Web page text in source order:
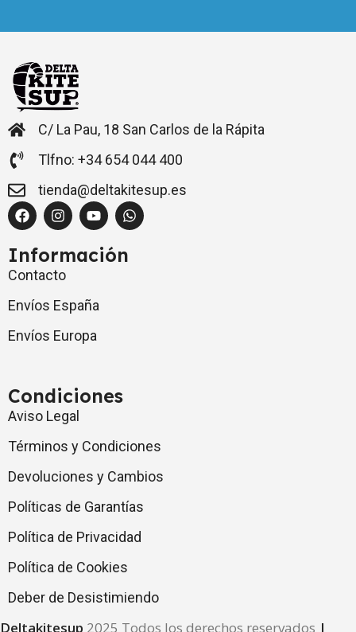
C/ La Pau, 18 San Carlos de la Rápita
Tlfno: +34 654 044 400
tienda@deltakitesup.es
Información
Contacto
Envíos España
Envíos Europa
Condiciones
Aviso Legal
Términos y Condiciones
Devoluciones y Cambios
Políticas de Garantías
Política de Privacidad
Política de Cookies
Deber de Desistimiendo
Deltakitesup 2025 Todos los derechos reservados |